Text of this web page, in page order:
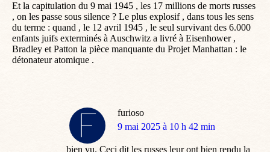
Et la capitulation du 9 mai 1945 , les 17 millions de morts russes
, on les passe sous silence ? Le plus explosif , dans tous les sens
du terme : quand , le 12 avril 1945 , le seul survivant des 6.000
enfants juifs exterminés à Auschwitz a livré à Eisenhower ,
Bradley et Patton la pièce manquante du Projet Manhattan : le
détonateur atomique .
furioso
dit
9 mai 2025 à 10 h 42 min
bien vu. Ceci dit les russes leur ont bien rendu la